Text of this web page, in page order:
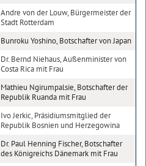
Andre von der Louw, Bürgermeister der
Stadt Rotterdam
Bunroku Yoshino, Botschafter von Japan
Dr. Bernd Niehaus, Außenminister von
Costa Rica mit Frau
Mathieu Ngirumpalsie, Botschafter der
Republik Ruanda mit Frau
Ivo Jerkic, Präsidiumsmitglied der
Republik Bosnien und Herzegowina
Dr. Paul Henning Fischer, Botschafter
des Königreichs Dänemark mit Frau